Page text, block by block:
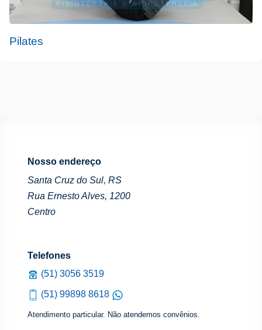
Pilates
Nosso endereço
Santa Cruz do Sul, RS
Rua Ernesto Alves, 1200
Centro
Telefones
(51) 3056 3519
(51) 99898 8618
Atendimento particular. Não atendemos convênios.